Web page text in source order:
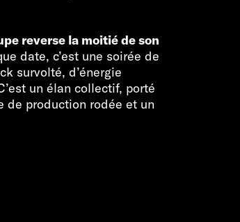
reverse la moitié de son
date, c’est une soirée de
survolté, d’énergie
un élan collectif, porté
de production rodée et un